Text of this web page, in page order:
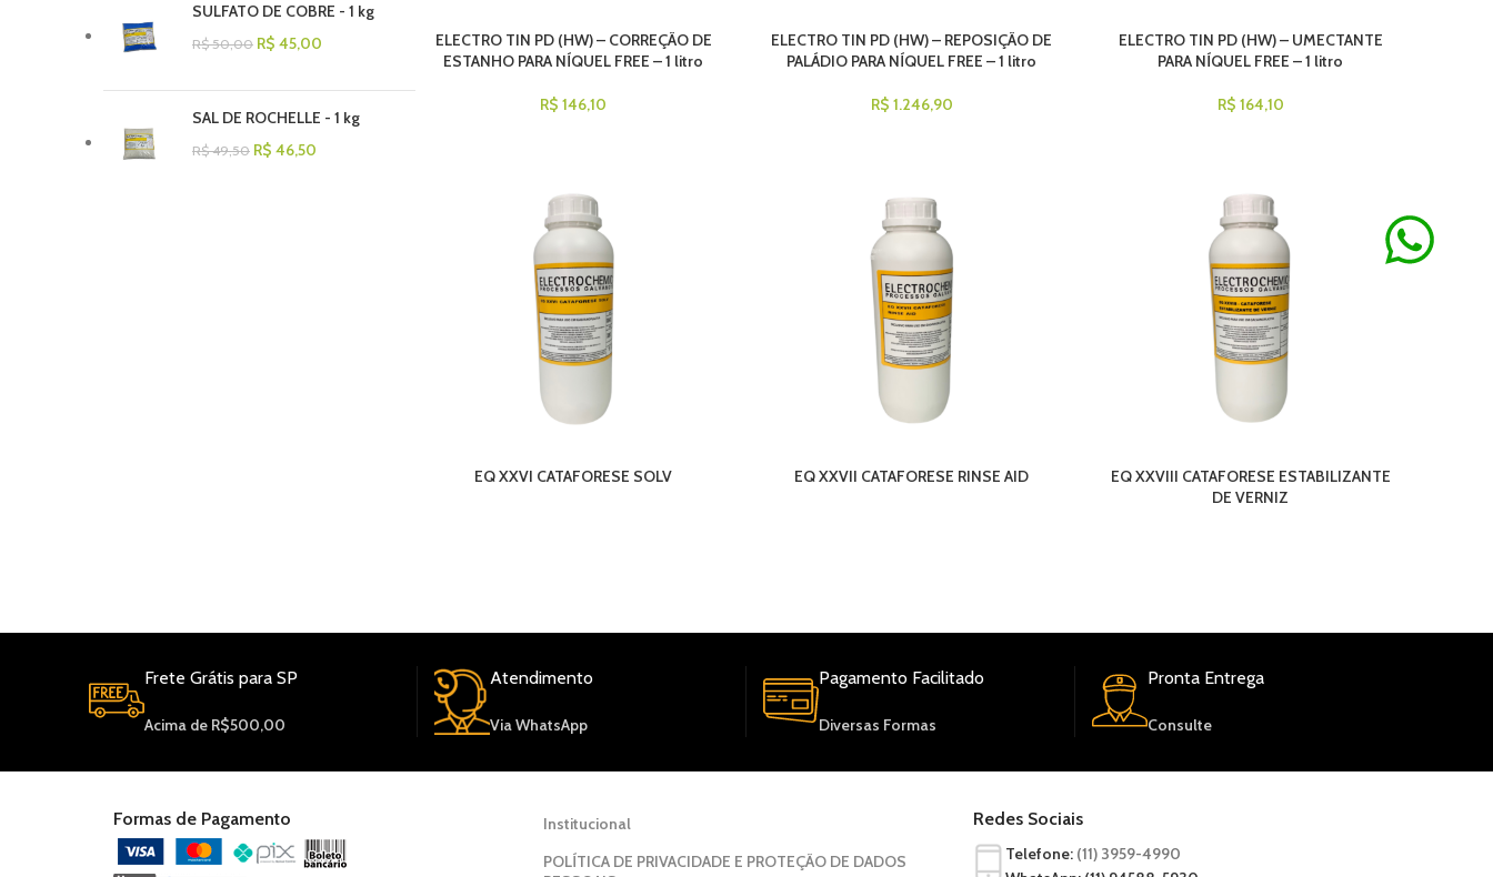
SULFATO DE COBRE - 1 kg
R$50,00 R$ 45,00
SAL DE ROCHELLE - 1 kg
R$49,50 R$ 46,50
ELECTRO TIN PD (HW) – CORREÇÃO DE
ESTANHO PARA NÍQUEL FREE – 1 litro
R$ 146,10
ELECTRO TIN PD (HW) – REPOSIÇÃO DE
PALÁDIO PARA NÍQUEL FREE – 1 litro
R$ 1.246,90
ELECTRO TIN PD (HW) – UMECTANTE
PARA NÍQUEL FREE – 1 litro
R$ 164,10
EQ XXVI CATAFORESE SOLV EQ XXVII CATAFORESE RINSE AID
EQ XXVIII CATAFORESE ESTABILIZANTE
DE VERNIZ
Frete Grátis para SP
Acima de R$500,00
RETIRA NA ELECTRO.
Atendimento
Via WhatsApp
Pagamento Facilitado
Diversas Formas
Pronta Entrega
Consulte
Formas de Pagamento
Institucional
POLÍTICA DE PRIVACIDADE E PROTEÇÃO DE DADOS
Redes Sociais
Telefone:(11) 3959-4990